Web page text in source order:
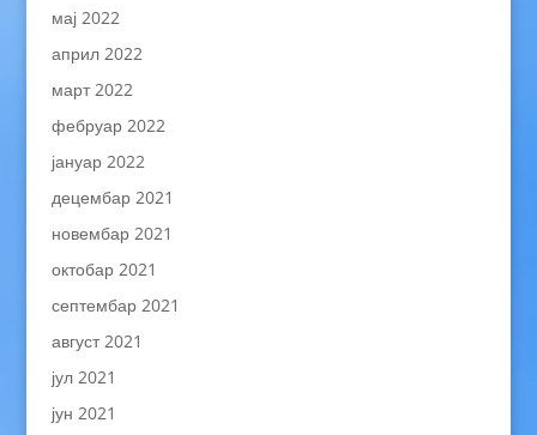
мај 2022
април 2022
март 2022
фебруар 2022
јануар 2022
децембар 2021
новембар 2021
октобар 2021
септембар 2021
август 2021
јул 2021
јун 2021